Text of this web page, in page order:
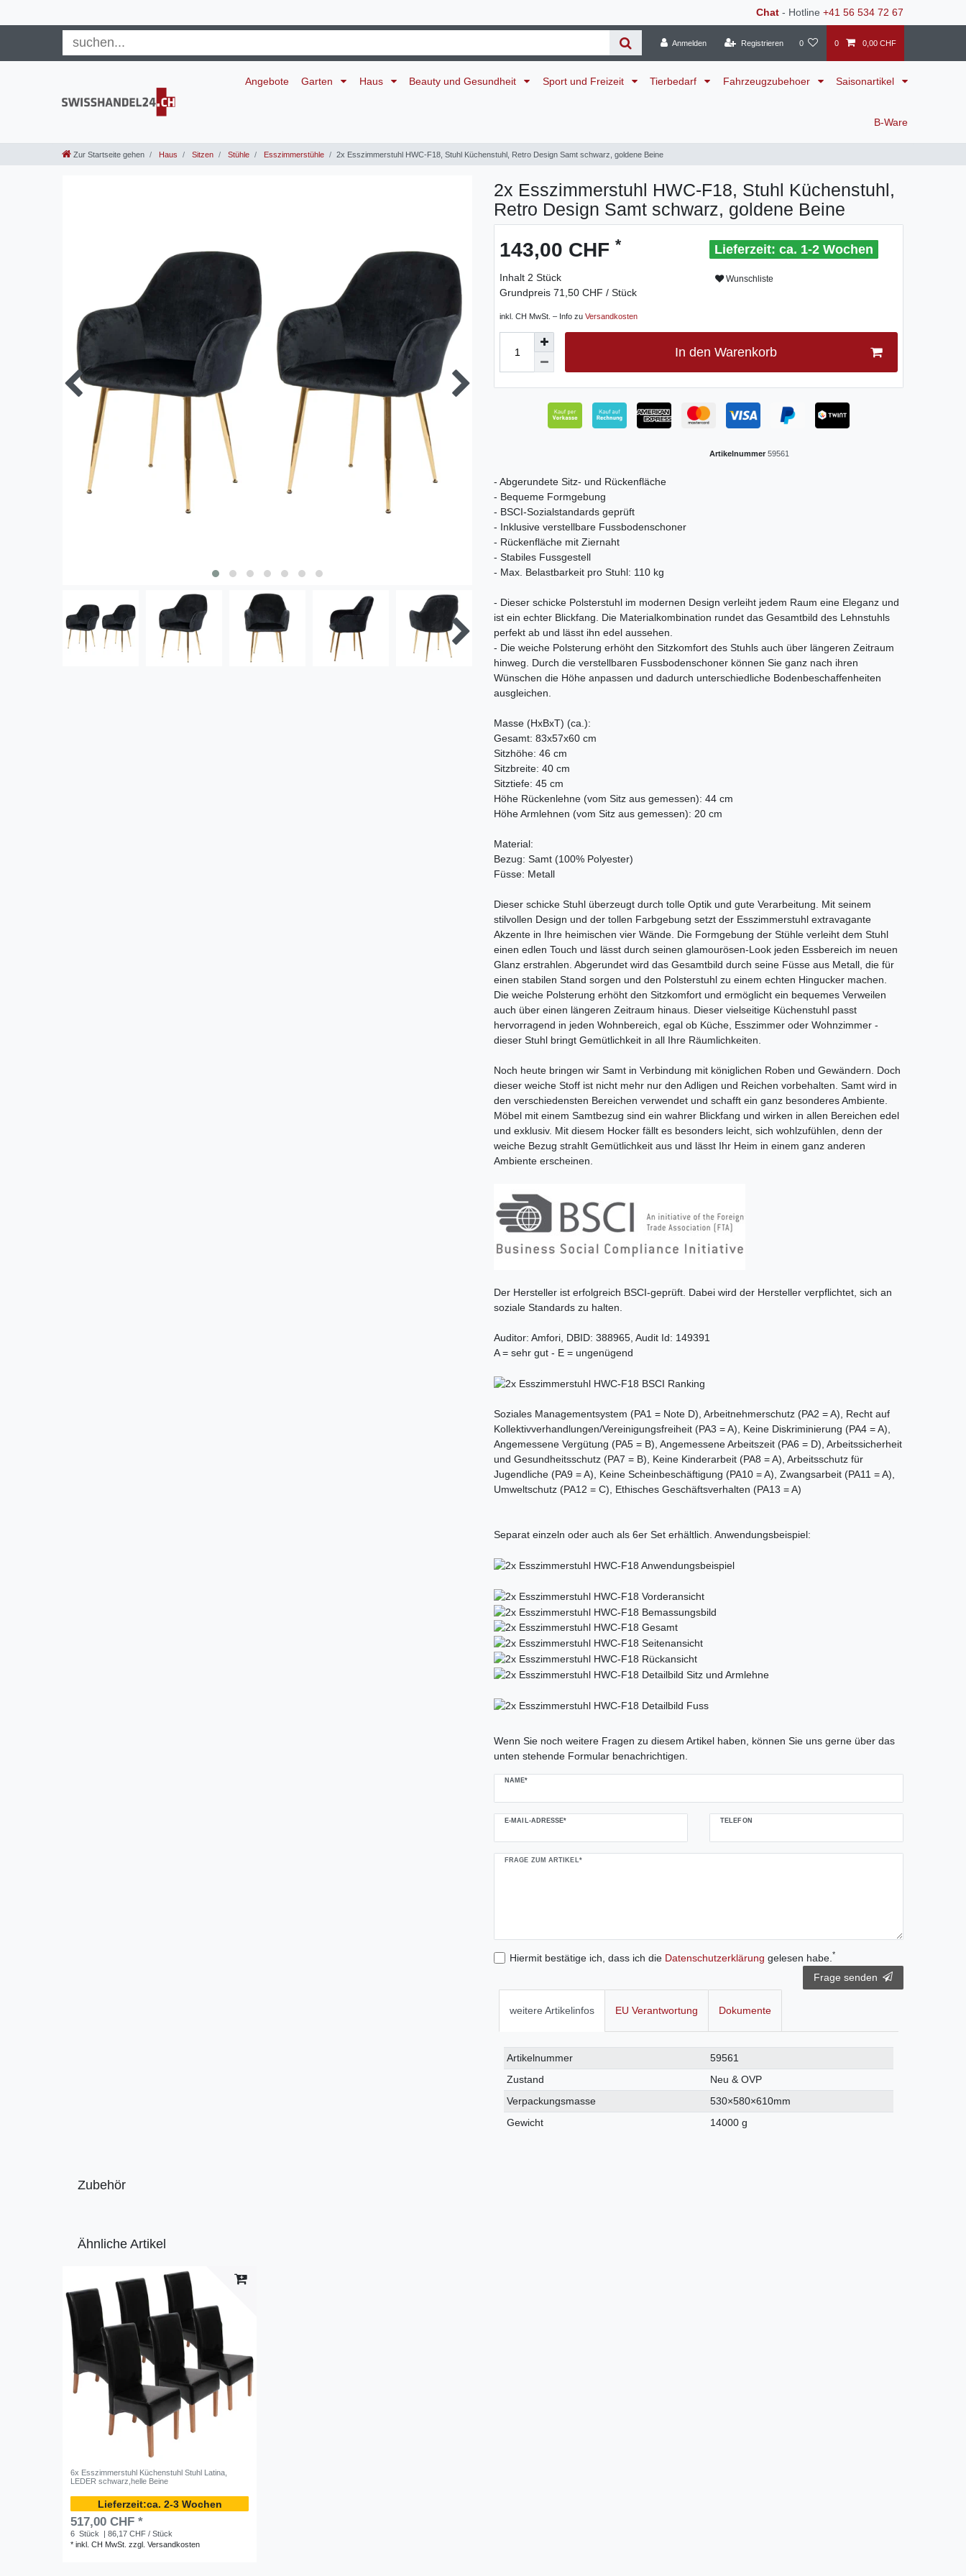
Chat - Hotline +41 56 534 72 67
Anmelden Registrieren 0 0 0,00 CHF
Angebote Garten Haus Beauty und Gesundheit Sport und Freizeit Tierbedarf Fahrzeugzubehoer Saisonartikel
B-Ware
Zur Startseite gehen Haus Sitzen Stühle Esszimmerstühle 2x Esszimmerstuhl HWC-F18, Stuhl Küchenstuhl, Retro Design Samt schwarz, goldene Beine
2x Esszimmerstuhl HWC-F18, Stuhl Küchenstuhl,
Retro Design Samt schwarz, goldene Beine
143,00 CHF *
Inhalt 2 Stück
Grundpreis 71,50 CHF / Stück
inkl. CH MwSt. – Info zu Versandkosten
ca. 1-2 Wochen
Wunschliste
In den Warenkorb
Artikelnummer 59561
- Abgerundete Sitz- und Rückenfläche
- Bequeme Formgebung
- BSCI-Sozialstandards geprüft
- Inklusive verstellbare Fussbodenschoner
- Rückenfläche mit Ziernaht
- Stabiles Fussgestell
- Max. Belastbarkeit pro Stuhl: 110 kg
- Dieser schicke Polsterstuhl im modernen Design verleiht jedem Raum eine Eleganz und
ist ein echter Blickfang. Die Materialkombination rundet das Gesamtbild des Lehnstuhls
perfekt ab und lässt ihn edel aussehen.
- Die weiche Polsterung erhöht den Sitzkomfort des Stuhls auch über längeren Zeitraum
hinweg. Durch die verstellbaren Fussbodenschoner können Sie ganz nach ihren
Wünschen die Höhe anpassen und dadurch unterschiedliche Bodenbeschaffenheiten
ausgleichen.
Masse (HxBxT) (ca.):
Gesamt: 83x57x60 cm
Sitzhöhe: 46 cm
Sitzbreite: 40 cm
Sitztiefe: 45 cm
Höhe Rückenlehne (vom Sitz aus gemessen): 44 cm
Höhe Armlehnen (vom Sitz aus gemessen): 20 cm
Material:
Bezug: Samt (100% Polyester)
Füsse: Metall
Dieser schicke Stuhl überzeugt durch tolle Optik und gute Verarbeitung. Mit seinem
stilvollen Design und der tollen Farbgebung setzt der Esszimmerstuhl extravagante
Akzente in Ihre heimischen vier Wände. Die Formgebung der Stühle verleiht dem Stuhl
einen edlen Touch und lässt durch seinen glamourösen-Look jeden Essbereich im neuen
Glanz erstrahlen. Abgerundet wird das Gesamtbild durch seine Füsse aus Metall, die für
einen stabilen Stand sorgen und den Polsterstuhl zu einem echten Hingucker machen.
Die weiche Polsterung erhöht den Sitzkomfort und ermöglicht ein bequemes Verweilen
auch über einen längeren Zeitraum hinaus. Dieser vielseitige Küchenstuhl passt
hervorragend in jeden Wohnbereich, egal ob Küche, Esszimmer oder Wohnzimmer -
dieser Stuhl bringt Gemütlichkeit in all Ihre Räumlichkeiten.
Noch heute bringen wir Samt in Verbindung mit königlichen Roben und Gewändern. Doch
dieser weiche Stoff ist nicht mehr nur den Adligen und Reichen vorbehalten. Samt wird in
den verschiedensten Bereichen verwendet und schafft ein ganz besonderes Ambiente.
Möbel mit einem Samtbezug sind ein wahrer Blickfang und wirken in allen Bereichen edel
und exklusiv. Mit diesem Hocker fällt es besonders leicht, sich wohlzufühlen, denn der
weiche Bezug strahlt Gemütlichkeit aus und lässt Ihr Heim in einem ganz anderen
Ambiente erscheinen.
Der Hersteller ist erfolgreich BSCI-geprüft. Dabei wird der Hersteller verpflichtet, sich an
soziale Standards zu halten.
Auditor: Amfori, DBID: 388965, Audit Id: 149391
A = sehr gut - E = ungenügend
Soziales Managementsystem (PA1 = Note D), Arbeitnehmerschutz (PA2 = A), Recht auf
Kollektivverhandlungen/Vereinigungsfreiheit (PA3 = A), Keine Diskriminierung (PA4 = A),
Angemessene Vergütung (PA5 = B), Angemessene Arbeitszeit (PA6 = D), Arbeitssicherheit
und Gesundheitsschutz (PA7 = B), Keine Kinderarbeit (PA8 = A), Arbeitsschutz für
Jugendliche (PA9 = A), Keine Scheinbeschäftigung (PA10 = A), Zwangsarbeit (PA11 = A),
Umweltschutz (PA12 = C), Ethisches Geschäftsverhalten (PA13 = A)
Separat einzeln oder auch als 6er Set erhältlich. Anwendungsbeispiel:
Wenn Sie noch weitere Fragen zu diesem Artikel haben, können Sie uns gerne über das
unten stehende Formular benachrichtigen.
NAME*
E-MAIL-ADRESSE* TELEFON
FRAGE ZUM ARTIKEL*
Hiermit bestätige ich, dass ich die Daten­schutz­erklärung gelesen habe. *
Frage senden
weitere Artikelinfos EU Verantwortung Dokumente
Technisches
Merkmal
Wert
Artikelnummer
59561
Zustand
Neu & OVP
Verpackungsmasse
530×580×610mm
Gewicht
14000 g
Zubehör
Ähnliche Artikel
6x Esszimmerstuhl Küchenstuhl Stuhl Latina,
LEDER schwarz,helle Beine
ca. 2-3 Wochen
517,00 CHF *
6 Stück
| 86,17 CHF / Stück
*inkl. CH MwSt. zzgl.Versandkosten